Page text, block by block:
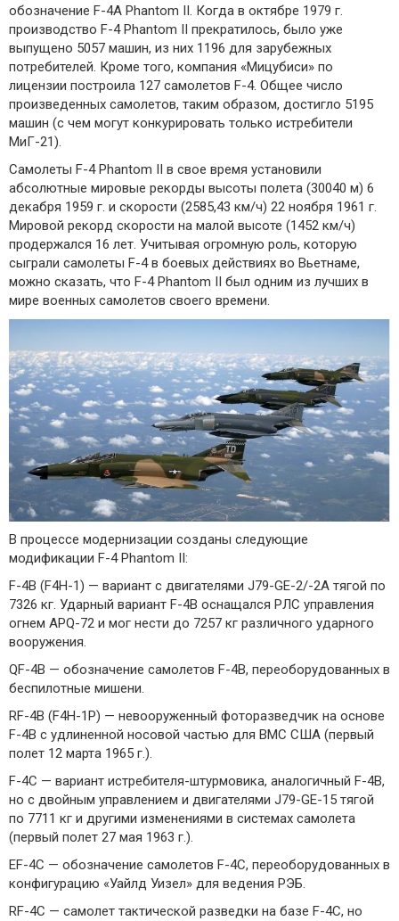
обозначение F-4A Phantom II. Когда в октябре 1979 г.
производство F-4 Phantom II прекратилось, было уже
выпущено 5057 машин, из них 1196 для зарубежных
потребителей. Кроме того, компания «Мицубиси» по
лицензии построила 127 самолетов F-4. Общее число
произведенных самолетов, таким образом, достигло 5195
машин (с чем могут конкурировать только истребители
МиГ-21).
Самолеты F-4 Phantom II в свое время установили
абсолютные мировые рекорды высоты полета (30040 м) 6
декабря 1959 г. и скорости (2585,43 км/ч) 22 ноября 1961 г.
Мировой рекорд скорости на малой высоте (1452 км/ч)
продержался 16 лет. Учитывая огромную роль, которую
сыграли самолеты F-4 в боевых действиях во Вьетнаме,
можно сказать, что F-4 Phantom II был одним из лучших в
мире военных самолетов своего времени.
В процессе модернизации созданы следующие
модификации F-4 Phantom II:
F-4B (F4H-1) — вариант с двигателями J79-GE-2/-2А тягой по
7326 кг. Ударный вариант F-4B оснащался РЛС управления
огнем APQ-72 и мог нести до 7257 кг различного ударного
вооружения.
QF-4B — обозначение самолетов F-4B, переоборудованных в
беспилотные мишени.
RF-4B (F4H-1Р) — невооруженный фоторазведчик на основе
F-4B с удлиненной носовой частью для ВМС США (первый
полет 12 марта 1965 г.).
F-4C — вариант истребителя-штурмовика, аналогичный F-4B,
но с двойным управлением и двигателями J79-GE-15 тягой
по 7711 кг и другими изменениями в системах самолета
(первый полет 27 мая 1963 г.).
EF-4C — обозначение самолетов F-4C, переоборудованных в
конфигурацию «Уайлд Уизел» для ведения РЭБ.
RF-4C — самолет тактической разведки на базе F-4С, но